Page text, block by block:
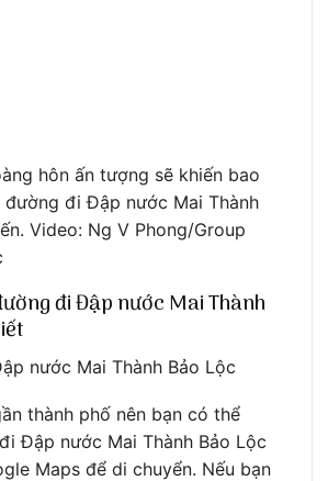
hôn ấn tượng sẽ khiến bao
đường đi Đập nước Mai Thành
Video: Ng V Phong/Group
đi Đập nước Mai Thành
nước Mai Thành Bảo Lộc
thành phố nên bạn có thể
Đập nước Mai Thành Bảo Lộc
Maps để di chuyển. Nếu bạn